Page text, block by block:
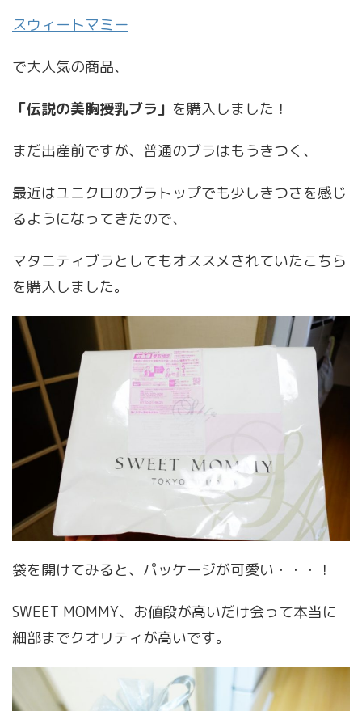
スウィートマミー
で大人気の商品、
「伝説の美胸授乳ブラ」 を購入しました！
まだ出産前ですが、普通のブラはもうきつく、
最近はユニクロのブラトップでも少しきつさを感じ
るようになってきたので、
マタニティブラとしてもオススメされていたこちら
を購入しました。
袋を開けてみると、パッケージが可愛い・・・！
SWEET MOMMY、お値段が高いだけ会って本当に
細部までクオリティが高いです。